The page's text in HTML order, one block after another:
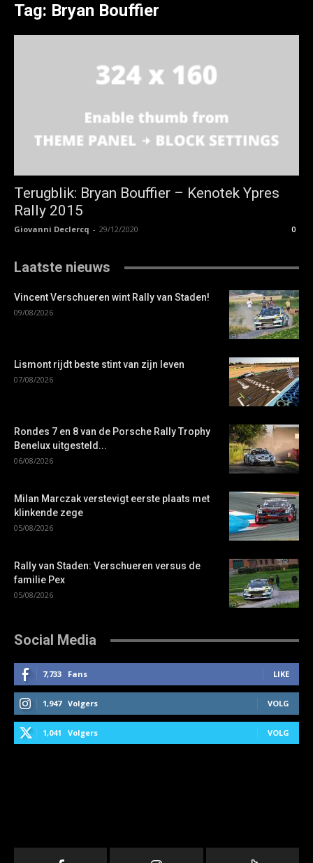
Tag: Bryan Bouffier
Terugblik: Bryan Bouffier – Kenotek Ypres
Rally 2015
Giovanni Declercq - 29/12/2020 0
Laatste nieuws
Vincent Verschueren wint Rally van Staden!
09/08/2026
Lismont rijdt beste stint van zijn leven
07/08/2026
Rondes 7 en 8 van de Porsche Rally Trophy
Benelux uitgesteld...
06/08/2026
Milan Marczak verstevigt eerste plaats met
klinkende zege
05/08/2026
Rally van Staden: Verschueren versus de
familie Pex
05/08/2026
Social Media
7,733 Fans LIKE
1,947 Volgers VOLG
1,041 Volgers VOLG